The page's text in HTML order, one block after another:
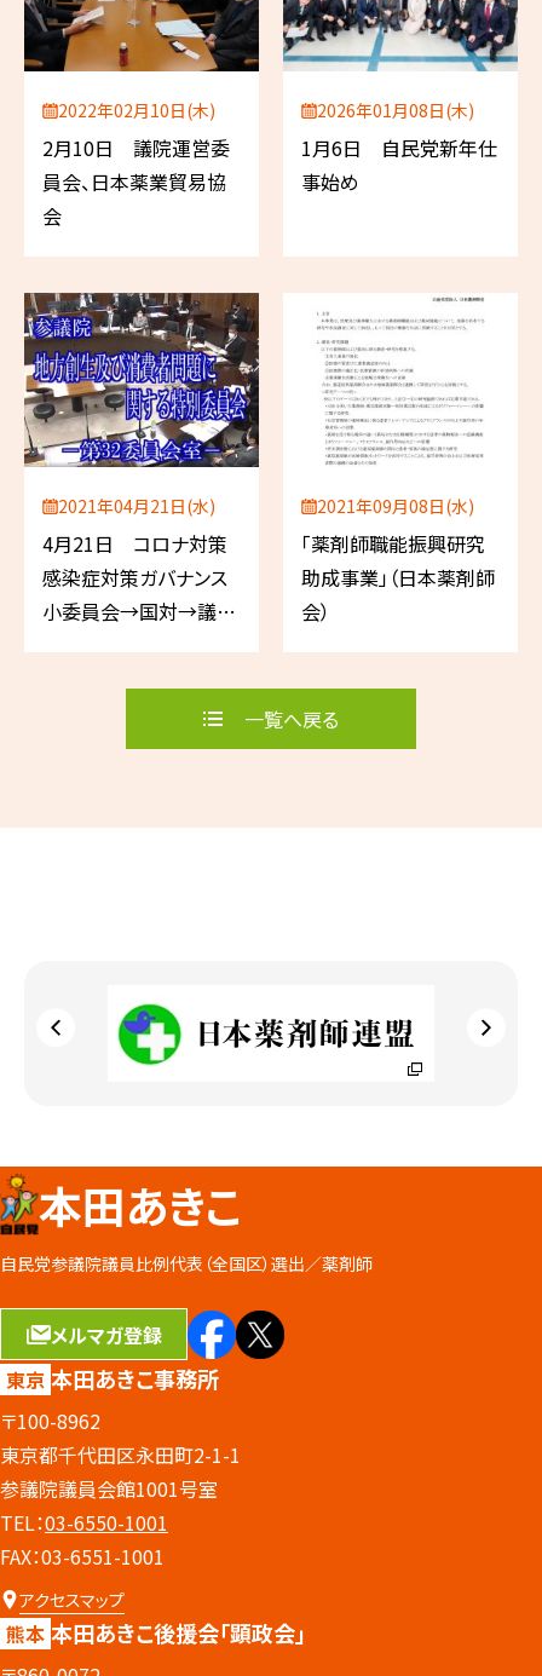
2022年02月10日(木)
2月10日 議院運営委
員会、日本薬業貿易協
会
2026年01月08日(木)
1月6日 自民党新年仕
事始め
2021年04月21日(水)
4月21日 コロナ対策
感染症対策ガバナンス
小委員会→国対→議運
→議員総会→本会議→
→科学技術イノベー
ション戦略調査会ほか
2021年09月08日(水)
「薬剤師職能振興研究
助成事業」（日本薬剤師
会）
一覧へ戻る
本田あきこ
自民党参議院議員比例代表（全国区）選出／薬剤師
メルマガ登録
東京 本田あきこ事務所
〒100-8962
東京都千代田区永田町2-1-1
参議院議員会館1001号室
TEL：03-6550-1001
FAX：03-6551-1001
アクセスマップ
熊本 本田あきこ後援会「顕政会」